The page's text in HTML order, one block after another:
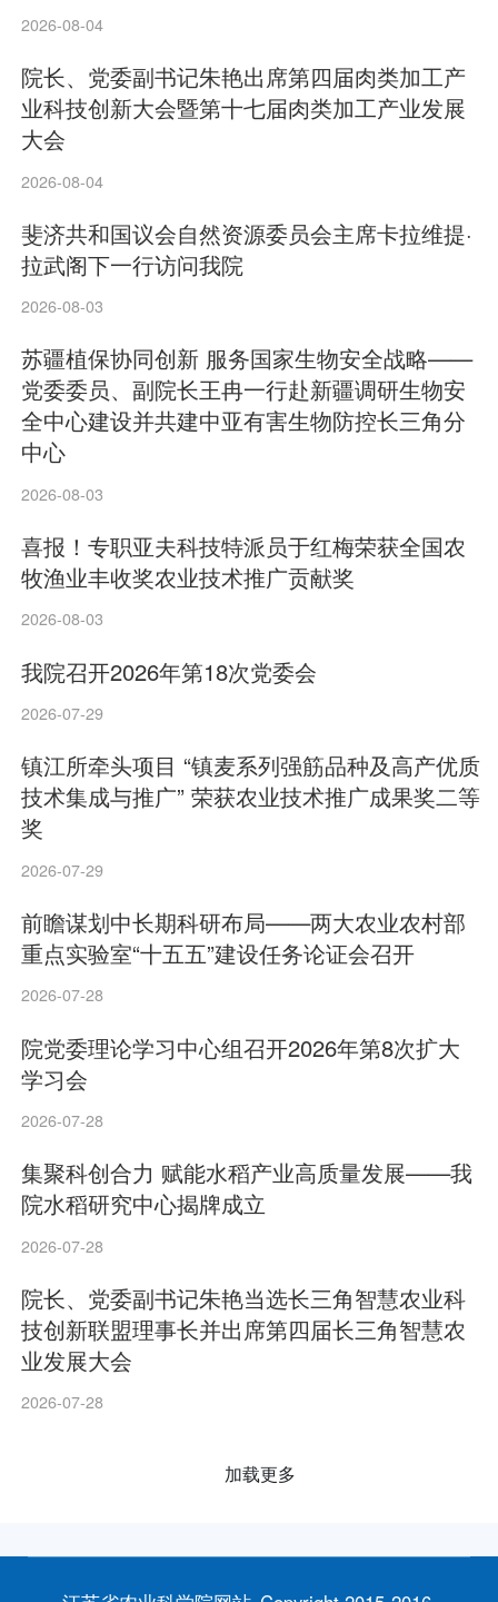
2026-08-04
院长、党委副书记朱艳出席第四届肉类加工产
业科技创新大会暨第十七届肉类加工产业发展
大会
2026-08-04
斐济共和国议会自然资源委员会主席卡拉维提·
拉武阁下一行访问我院
2026-08-03
苏疆植保协同创新 服务国家生物安全战略——
党委委员、副院长王冉一行赴新疆调研生物安
全中心建设并共建中亚有害生物防控长三角分
中心
2026-08-03
喜报！专职亚夫科技特派员于红梅荣获全国农
牧渔业丰收奖农业技术推广贡献奖
2026-08-03
我院召开2026年第18次党委会
2026-07-29
镇江所牵头项目 “镇麦系列强筋品种及高产优质
技术集成与推广” 荣获农业技术推广成果奖二等
奖
2026-07-29
前瞻谋划中长期科研布局——两大农业农村部
重点实验室“十五五”建设任务论证会召开
2026-07-28
院党委理论学习中心组召开2026年第8次扩大
学习会
2026-07-28
集聚科创合力 赋能水稻产业高质量发展——我
院水稻研究中心揭牌成立
2026-07-28
院长、党委副书记朱艳当选长三角智慧农业科
技创新联盟理事长并出席第四届长三角智慧农
业发展大会
2026-07-28
加载更多